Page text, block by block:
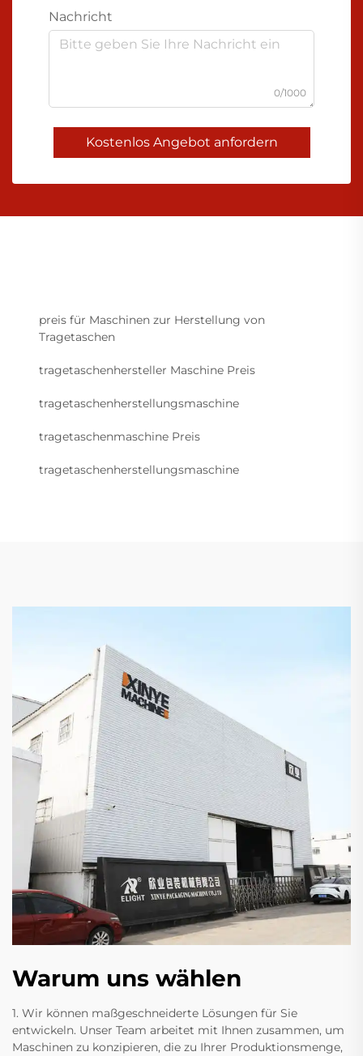
Nachricht
0/1000
Kostenlos Angebot anfordern
preis für Maschinen zur Herstellung von
Tragetaschen
tragetaschenhersteller Maschine Preis
tragetaschenherstellungsmaschine
tragetaschenmaschine Preis
tragetaschenherstellungsmaschine
Warum uns wählen
1. Wir können maßgeschneiderte Lösungen für Sie
entwickeln. Unser Team arbeitet mit Ihnen zusammen, um
Maschinen zu konzipieren, die zu Ihrer Produktionsmenge,